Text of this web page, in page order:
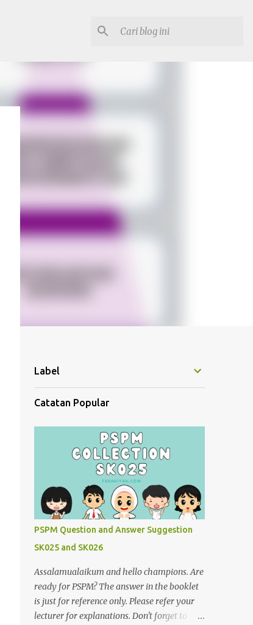
Label
Catatan Popular
PSPM Question and Answer Suggestion
SK025 and SK026
Assalamualaikum and hello champions. Are
ready for PSPM? The answer in the booklet
is just for reference only. Please refer your
lecturer for explanations. Don't forget to